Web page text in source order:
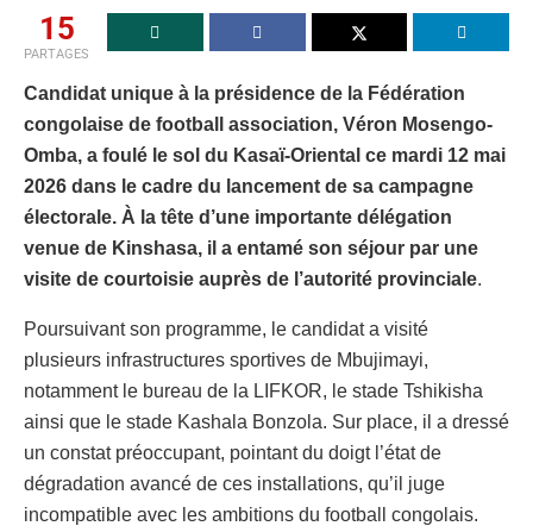
15
PARTAGES
Candidat unique à la présidence de la Fédération
congolaise de football association, Véron Mosengo-
Omba, a foulé le sol du Kasaï-Oriental ce mardi 12 mai
2026 dans le cadre du lancement de sa campagne
électorale. À la tête d’une importante délégation
venue de Kinshasa, il a entamé son séjour par une
visite de courtoisie auprès de l’autorité provinciale.
Poursuivant son programme, le candidat a visité
plusieurs infrastructures sportives de Mbujimayi,
notamment le bureau de la LIFKOR, le stade Tshikisha
ainsi que le stade Kashala Bonzola. Sur place, il a dressé
un constat préoccupant, pointant du doigt l’état de
dégradation avancé de ces installations, qu’il juge
incompatible avec les ambitions du football congolais.